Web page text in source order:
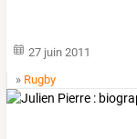
27 juin 2011
» Rugby